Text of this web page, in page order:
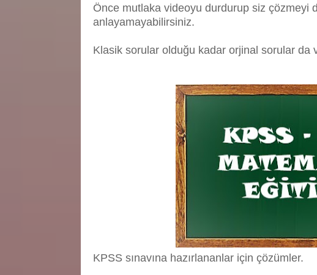
Önce mutlaka videoyu durdurup siz çözmeyi
anlayamayabilirsiniz.
Klasik sorular olduğu kadar orjinal sorular da
KPSS sınavına hazırlananlar için çözümler.